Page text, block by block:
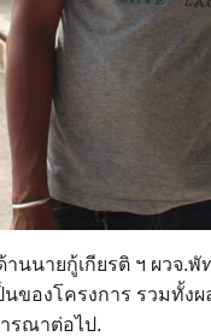
นนายกู้เกียรติ ฯ ผวจ.
ของโครงการ รวมทั้ง
รณาต่อไป.